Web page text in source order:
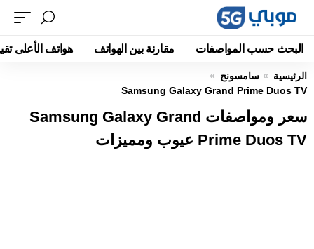
البحث حسب المواصفات مقارنة بين الهواتف هواتف الأعلى
الرئيسية
سامسونج
Samsung Galaxy Grand Prime Duos TV
سعر ومواصفات Samsung Galaxy Grand
Prime Duos TV عيوب ومميزات